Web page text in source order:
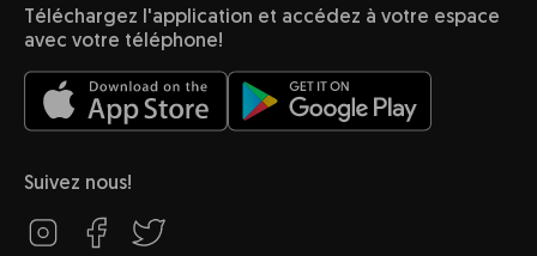
Téléchargez l'application et accédez à votre espace
avec votre téléphone!
Suivez nous!